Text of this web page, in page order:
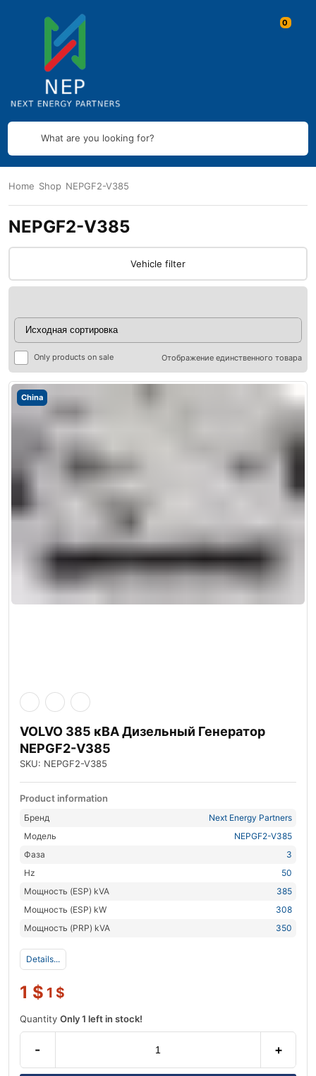
What are you looking for?
Home Shop NEPGF2-V385
NEPGF2-V385
Vehicle filter
Only products on sale Отображение единственного товара
China
VOLVO 385 кВА Дизельный Генератор
NEPGF2-V385
SKU: NEPGF2-V385
Product information
Бренд
Next Energy Partners
Модель
NEPGF2-V385
Фаза
3
Hz
50
Мощность (ESP) kVA
385
Мощность (ESP) kW
308
Мощность (PRP) kVA
350
Details...
1 $ 1 $
Quantity Only 1 left in stock!
- +